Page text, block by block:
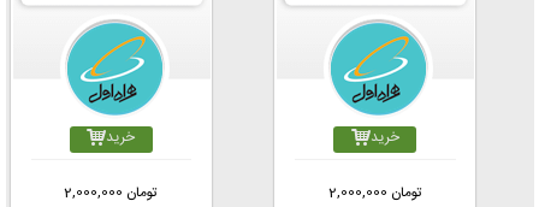
خرید
2,000,000 تومان
خرید
2,000,000 تومان